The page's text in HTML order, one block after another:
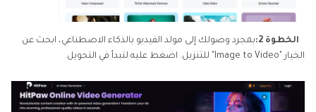
الخطوة 2:
بمجرد وصولك إلى مولد الفيديو بالذكاء الاصطناعي، ابحث عن
الخيار "Image to Video" للتنزيل. اضغط عليه لتبدأ في التحويل.